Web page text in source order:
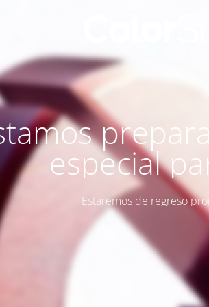
especial
Estaremos de regreso